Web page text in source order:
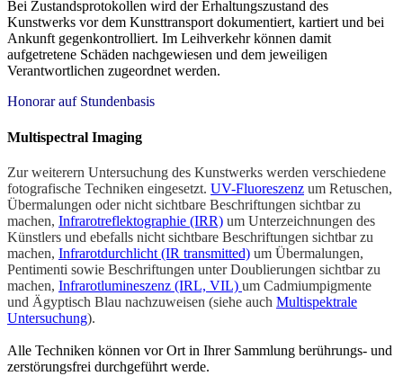
Bei Zustandsprotokollen wird der Erhaltungszustand des
Kunstwerks vor dem Kunsttransport dokumentiert, kartiert und bei
Ankunft gegenkontrolliert. Im Leihverkehr können damit
aufgetretene Schäden nachgewiesen und dem jeweiligen
Verantwortlichen zugeordnet werden.
Honorar auf Stundenbasis
Multispectral Imaging
Zur weiterern Untersuchung des Kunstwerks werden verschiedene
fotografische Techniken eingesetzt. UV-Fluoreszenz um Retuschen,
Übermalungen oder nicht sichtbare Beschriftungen sichtbar zu
machen, Infrarotreflektographie (IRR) um Unterzeichnungen des
Künstlers und ebefalls nicht sichtbare Beschriftungen sichtbar zu
machen, Infrarotdurchlicht (IR transmitted) um Übermalungen,
Pentimenti sowie Beschriftungen unter Doublierungen sichtbar zu
machen, Infrarotlumineszenz (IRL, VIL) um Cadmiumpigmente
und Ägyptisch Blau nachzuweisen (siehe auch Multispektrale
Untersuchung).
Alle Techniken können vor Ort in Ihrer Sammlung berührungs- und
zerstörungsfrei durchgeführt werde.